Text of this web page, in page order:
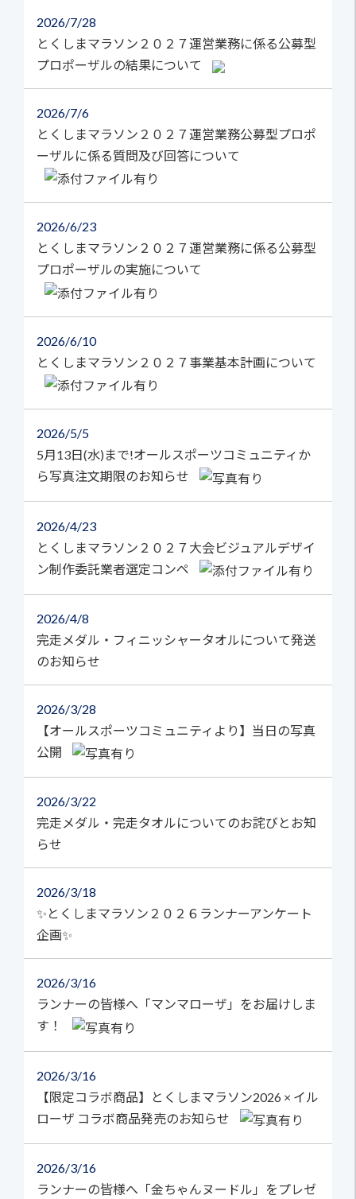
2026 7/28
とくしまマラソン２０２７運営業務に係る公募型
プロポーザルの結果について
2026 7/6
とくしまマラソン２０２７運営業務公募型プロポ
ーザルに係る質問及び回答について
2026 6/23
とくしまマラソン２０２７運営業務に係る公募型
プロポーザルの実施について
2026 6/10
とくしまマラソン２０２７事業基本計画について
2026 5/5
5月13日(水)まで!オールスポーツコミュニティか
ら写真注文期限のお知らせ
2026 4/23
とくしまマラソン２０２７大会ビジュアルデザイ
ン制作委託業者選定コンペ
2026 4/8
完走メダル・フィニッシャータオルについて発送
のお知らせ
2026 3/28
【オールスポーツコミュニティより】当日の写真
公開
2026 3/22
完走メダル・完走タオルについてのお詫びとお知
らせ
2026 3/18
✨とくしまマラソン２０２６ランナーアンケート
企画✨
2026 3/16
ランナーの皆様へ「マンマローザ」をお届けしま
す！
2026 3/16
【限定コラボ商品】とくしまマラソン2026 × イル
ローザ コラボ商品発売のお知らせ
2026 3/16
ランナーの皆様へ「金ちゃんヌードル」をプレゼ